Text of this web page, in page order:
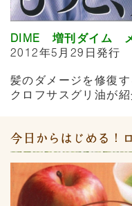
DIME 増刊ダイム
2012年5月29日発行
髪のダメージを修復
クロフサスグリ油が紹
今日からはじめる！